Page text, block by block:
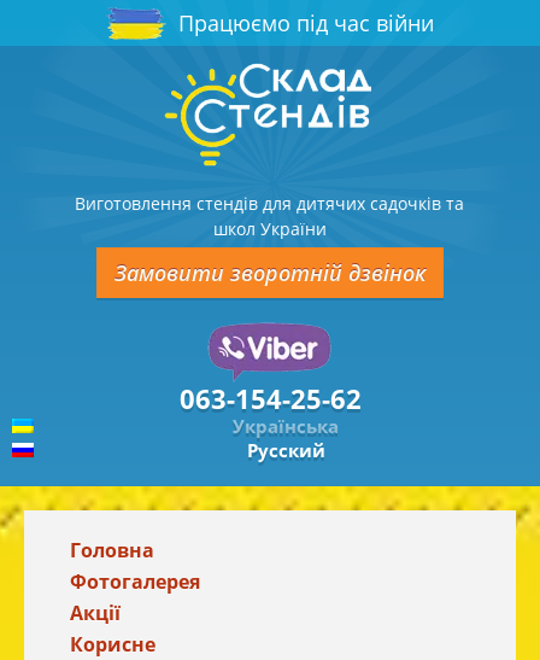
Працюємо під час війни
Виготовлення стендів для дитячих садочків та
школ України
Замовити зворотній дзвінок
063-154-25-62
Українська
Русский
Головна
Фотогалерея
Акції
Корисне